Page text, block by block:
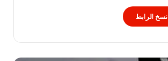
نسخ الرابط
أغسطس 2026